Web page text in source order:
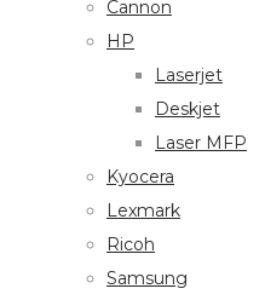
Cannon
HP
Laserjet
Deskjet
Laser MFP
Kyocera
Lexmark
Ricoh
Samsung